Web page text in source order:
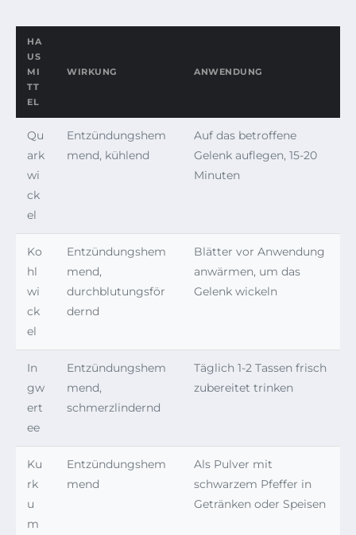
HA
US
MI
TT
EL
WIRKUNG ANWENDUNG
Qu
ark
wi
ck
el
Entzündungshem
mend, kühlend
Auf das betroffene
Gelenk auflegen, 15-20
Minuten
Ko
hl
wi
ck
el
Entzündungshem
mend,
durchblutungsför
dernd
Blätter vor Anwendung
anwärmen, um das
Gelenk wickeln
In
gw
ert
ee
Entzündungshem
mend,
schmerzlindernd
Täglich 1-2 Tassen frisch
zubereitet trinken
Ku
rk
u
m
Entzündungshem
mend
Als Pulver mit
schwarzem Pfeffer in
Getränken oder Speisen